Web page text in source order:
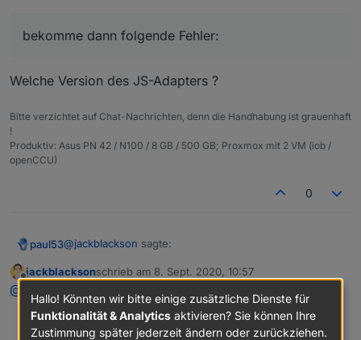
bekomme dann folgende Fehler:
Welche Version des JS-Adapters ?
Bitte verzichtet auf Chat-Nachrichten, denn die Handhabung ist grauenhaft
!
Produktiv: Asus PN 42 / N100 / 8 GB / 500 GB; Proxmox mit 2 VM (iob /
openCCU)
0
paul53@jackblackson sagte:
Stufe 2 ist, sondern 1 - dann findet er ja nichts
mehr.
So:
Offline
jackblacksonschrieb am 8. Sept. 2020, 10:57
zuletzt editiert von
@
0
Hallo! Könnten wir bitte einige zusätzliche Dienste für
Funktionalität & Analytics aktivieren? Sie können Ihre
Zustimmung später jederzeit ändern oder zurückziehen.